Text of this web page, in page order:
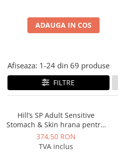
TRIXIE
JUCARII
Perie
Recipient hrana
ADAUGA IN COS
Afiseaza: 1-24 din 69 produse
FILTRE
Hill’s SP Adult Sensitive
Stomach & Skin hrana pentru
pisici cu pui 7 kg
374,50 RON
TVA inclus